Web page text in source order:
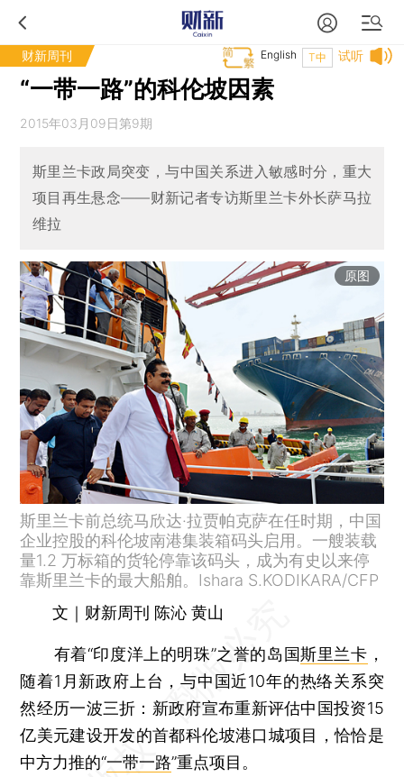
财新周刊 试听
T中
English
“一带一路”的科伦坡因素
2015年03月09日第9期
斯里兰卡政局突变，与中国关系进入敏感时分，重大
项目再生悬念——财新记者专访斯里兰卡外长萨马拉
维拉
原图
斯里兰卡前总统马欣达·拉贾帕克萨在任时期，中国
企业控股的科伦坡南港集装箱码头启用。一艘装载
量1.2 万标箱的货轮停靠该码头，成为有史以来停
靠斯里兰卡的最大船舶。Ishara S.KODIKARA/CFP
文｜财新周刊 陈沁 黄山
有着“印度洋上的明珠”之誉的岛国斯里兰卡 ，
随着1月新政府上台，与中国近10年的热络关系突
然经历一波三折：新政府宣布重新评估中国投资15
亿美元建设开发的首都科伦坡港口城项目，恰恰是
中方力推的“一带一路”重点项目。